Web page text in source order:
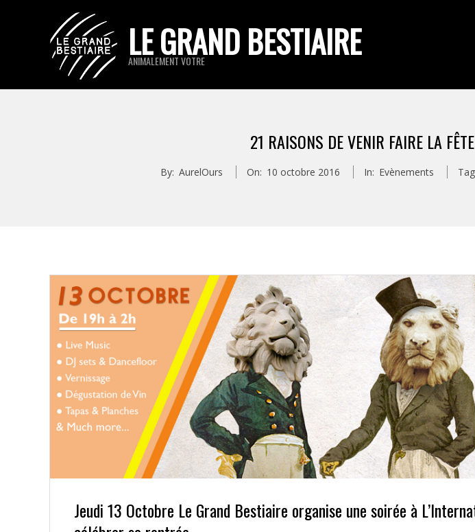
LE GRAND BESTIAIRE
ANIMALEMENT VOTRE
21 RAISONS DE VENIR FAIRE LA
By: AurelOurs On: 10 octobre 2016 In: Evènements
Jeudi 13 Octobre Le Grand Bestiaire organise une soirée à